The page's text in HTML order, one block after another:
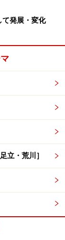
て発展・変化
立・荒川］